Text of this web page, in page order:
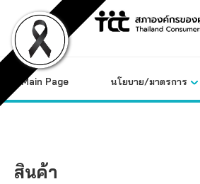
content
Main Page นโยบาย/มาตรการ
สินค้า